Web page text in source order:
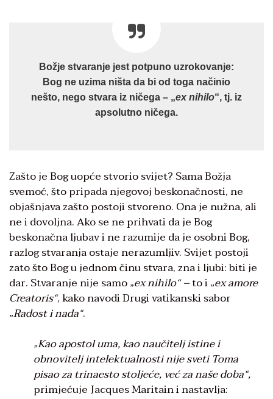
Božje stvaranje jest potpuno uzrokovanje:
Bog ne uzima ništa da bi od toga načinio
nešto, nego stvara iz ničega – „ex nihilo“, tj. iz
apsolutno ničega.
Zašto je Bog uopće stvorio svijet? Sama Božja
svemoć, što pripada njegovoj beskonačnosti, ne
objašnjava zašto postoji stvoreno. Ona je nužna, ali
ne i dovoljna. Ako se ne prihvati da je Bog
beskonačna ljubav i ne razumije da je osobni Bog,
razlog stvaranja ostaje nerazumljiv. Svijet postoji
zato što Bog u jednom činu stvara, zna i ljubi: biti je
dar. Stvaranje nije samo „ex nihilo“ –to i „ex amore
Creatoris“, kako navodi Drugi vatikanski sabor
„Radost i nada“.
„Kao apostol uma, kao naučitelj istine i
obnovitelj intelektualnosti nije sveti Toma
pisao za trinaesto stoljeće, već za naše doba“,
primjećuje Jacques Maritain i nastavlja: